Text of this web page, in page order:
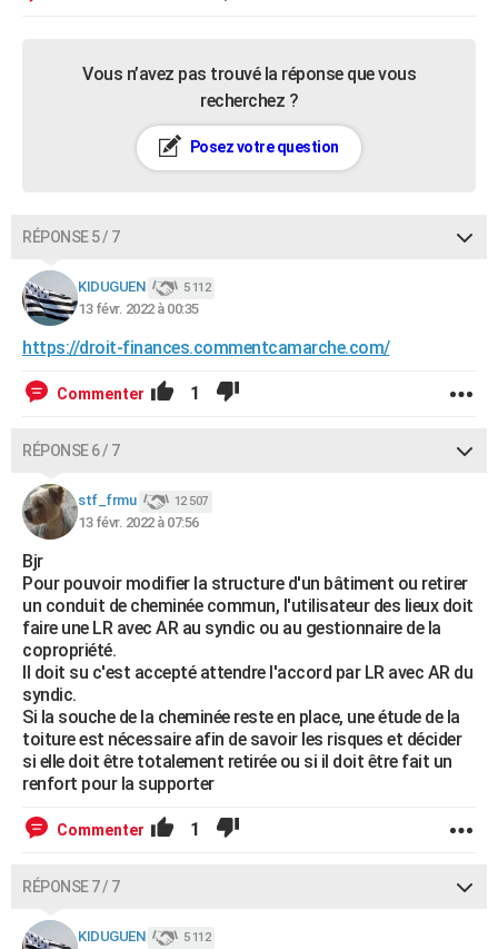
Vous n’avez pas trouvé la réponse que vous
recherchez ?
Posez votre question
RÉPONSE 5 / 7
KIDUGUEN 5 112
13 févr. 2022 à 00:35
https://droit-finances.commentcamarche.com/
Commenter 1
RÉPONSE 6 / 7
stf_frmu 12 507
13 févr. 2022 à 07:56
Bjr
Pour pouvoir modifier la structure d'un bâtiment ou retirer
un conduit de cheminée commun, l'utilisateur des lieux doit
faire une LR avec AR au syndic ou au gestionnaire de la
copropriété.
Il doit su c'est accepté attendre l'accord par LR avec AR du
syndic.
Si la souche de la cheminée reste en place, une étude de la
toiture est nécessaire afin de savoir les risques et décider
si elle doit être totalement retirée ou si il doit être fait un
renfort pour la supporter
Commenter 1
RÉPONSE 7 / 7
KIDUGUEN 5 112